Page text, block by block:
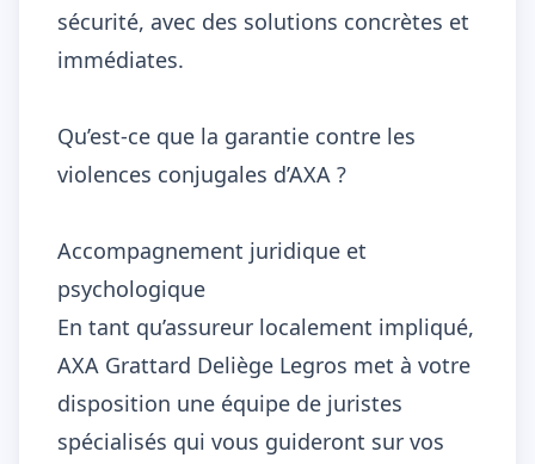
sécurité, avec des solutions concrètes et
immédiates.
Qu’est-ce que la garantie contre les
violences conjugales d’AXA ?
Accompagnement juridique et
psychologique
En tant qu’assureur localement impliqué,
AXA Grattard Deliège Legros met à votre
disposition une équipe de juristes
spécialisés qui vous guideront sur vos